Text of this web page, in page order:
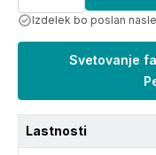
Izdelek bo poslan
Svetovanje
Lastnosti